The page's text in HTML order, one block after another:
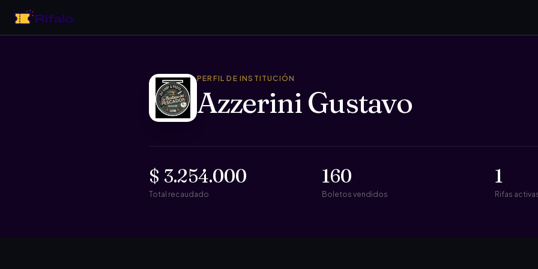
PERFIL DE INSTITUCIÓN
Azzerini Gustavo
$ 3.254.000
Total recaudado
160
Boletos vendidos
1
Rifas